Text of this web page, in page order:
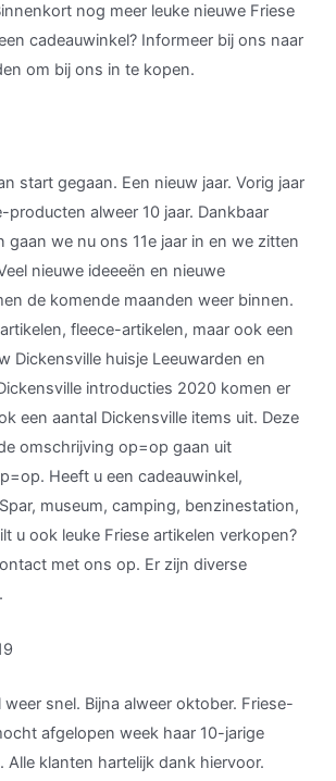
nog meer leuke nieuwe Friese
cadeauwinkel? Informeer bij ons naar
om bij ons in te kopen.
start gegaan. Een nieuw jaar. Vorig jaar
producten alweer 10 jaar. Dankbaar
gaan we nu ons 11e jaar in en we zitten
nieuwe ideeeën en nieuwe
de komende maanden weer binnen.
fleece-artikelen, maar ook een
Dickensville huisje Leeuwarden en
introducties 2020 komen er
een aantal Dickensville items uit. Deze
omschrijving op=op gaan uit
Heeft u een cadeauwinkel,
museum, camping, benzinestation,
u ook leuke Friese artikelen verkopen?
met ons op. Er zijn diverse
weer snel. Bijna alweer oktober. Friese-
afgelopen week haar 10-jarige
Alle klanten hartelijk dank hiervoor.